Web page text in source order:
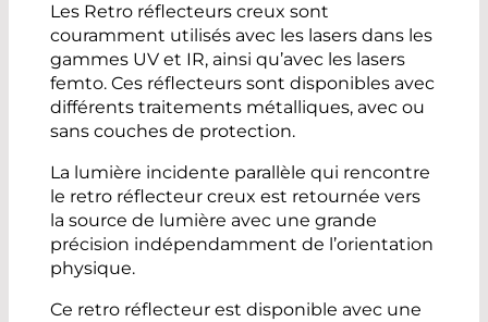
Les Retro réflecteurs creux sont
couramment utilisés avec les lasers dans les
gammes UV et IR, ainsi qu’avec les lasers
femto. Ces réflecteurs sont disponibles avec
différents traitements métalliques, avec ou
sans couches de protection.
La lumière incidente parallèle qui rencontre
le retro réflecteur creux est retournée vers
la source de lumière avec une grande
précision indépendamment de l’orientation
physique.
Ce retro réflecteur est disponible avec une